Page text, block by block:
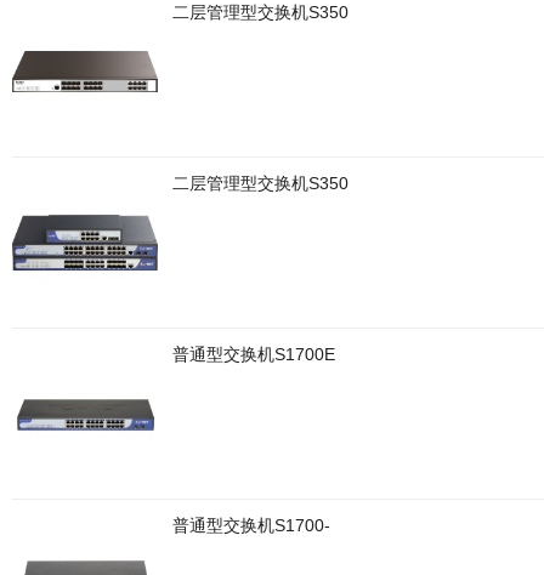
二层管理型交换机S350
二层管理型交换机S350
普通型交换机S1700E
普通型交换机S1700-